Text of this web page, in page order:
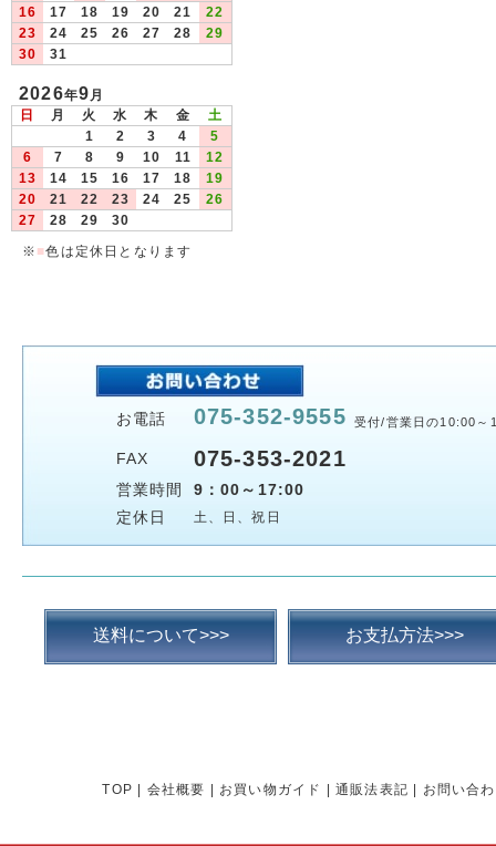
16
17 18 19 20 21
22
23
24 25 26 27 28
29
30
31
2026年9月
日
月 火 水 木 金
土
1
2 3 4
5
6
7 8 9 10 11
12
13
14 15 16 17 18
19
20
21 22 23 24 25
26
27
28 29
30
※ ■色は定休日となります
お電話 075-352-9555 受付/営業日の10:00～
FAX 075-353-2021
営業時間
9：00～17:00
定休日
土、日、祝日
送料について>>> お支払方法>>>
TOP 会社概要 お買い物ガイド 通販法表記 お問い合